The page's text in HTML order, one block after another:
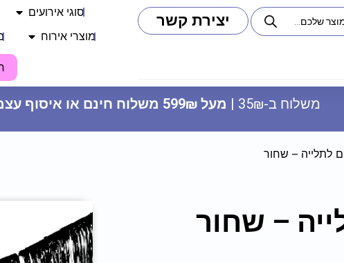
מדבקות עגולות - ‏‏‏‏‏‏נסיכות (12 יח')
+
ADD
יצירת קשר סוגי אירועים
מוצרי אירוח
משלוח ב-35₪ | מעל 599₪ משלוח חינם או איסוף עצמי
לתלייה – שחור
– שחור